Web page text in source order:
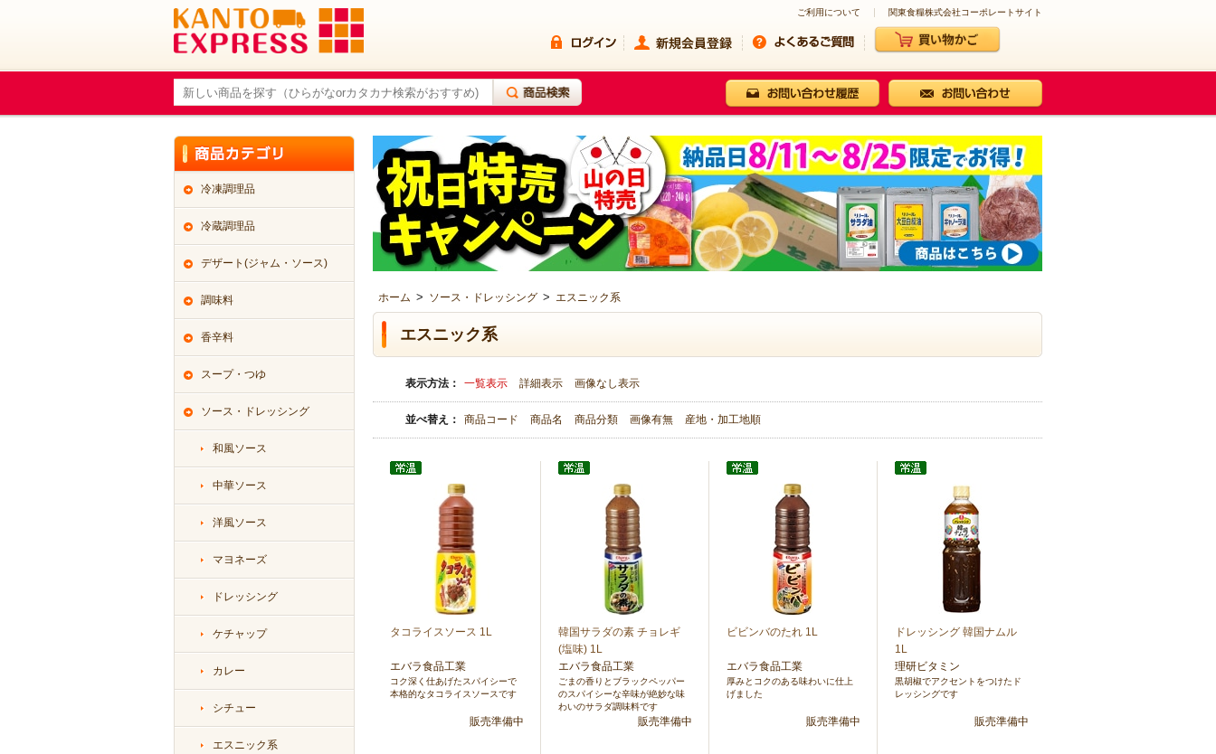
ご利用について 関東食糧株式会社コーポレートサイト
ホーム > ソース・ドレッシング > エスニック系
エスニック系
表示方法： 一覧表示 詳細表示 画像なし表示
並べ替え： 商品コード 商品名 商品分類 画像有無 産地・加工地順
タコライスソース 1L
エバラ食品工業
コク深く仕あげたスパイシーで
本格的なタコライスソースです
販売準備中
韓国サラダの素 チョレギ
(塩味) 1L
エバラ食品工業
ごまの香りとブラックペッパー
のスパイシーな辛味が絶妙な味
わいのサラダ調味料です
販売準備中
ビビンバのたれ 1L
エバラ食品工業
厚みとコクのある味わいに仕上
げました
販売準備中
ドレッシング 韓国ナムル
1L
理研ビタミン
黒胡椒でアクセントをつけたド
レッシングです
販売準備中
冷凍調理品
冷蔵調理品
デザート(ジャム・ソース)
調味料
香辛料
スープ・つゆ
ソース・ドレッシング
和風ソース
中華ソース
洋風ソース
マヨネーズ
ドレッシング
ケチャップ
カレー
シチュー
エスニック系